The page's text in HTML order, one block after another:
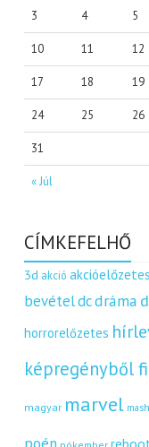
« Júl
3 4 5
10 11 12
17 18 19
24 25 26
31
CÍMKEFELHŐ
3d akció akcióelőzetes
bevételdcdráma
horrorelőzetes
képregényből
magyar marvel